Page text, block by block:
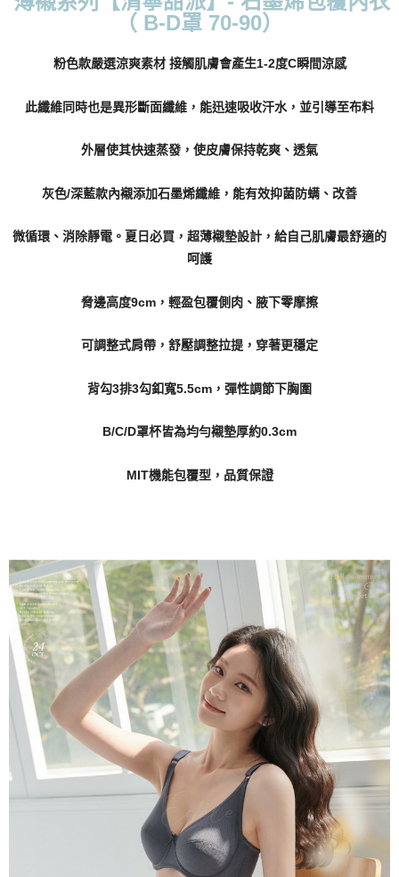
付款後萊爾富取貨
每筆NT$70，滿NT$799(含以上)免運費
7-11取貨付款
付款後7-11取貨
每筆NT$70，滿NT$799(含以上)免運費
每筆NT$70，滿NT$799(含以上)免運費
離島宅配
每筆NT$110，滿NT$1,000(含以上)免運費
（ B-D罩 70-90）
粉色款嚴選涼爽素材 接觸肌膚會產生1-2度C瞬間涼感
此纖維同時也是異形斷面纖維，能迅速吸收汗水，並引導至布料
外層使其快速蒸發，使皮膚保持乾爽、透氣
灰色/深藍款內襯添加石墨烯纖維，能有效抑菌防螨、改善
微循環、消除靜電。夏日必買，超薄襯墊設計，給自己肌膚最舒適的
呵護
脅邊高度9cm，輕盈包覆側肉、腋下零摩擦
可調整式肩帶，舒壓調整拉提，穿著更穩定
背勾3排3勾釦寬5.5cm，彈性調節下胸圍
B/C/D罩杯皆為均勻襯墊厚約0.3cm
MIT機能包覆型，品質保證